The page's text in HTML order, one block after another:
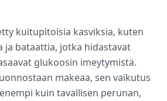
kuitupitoisia kasviksia, kuten
ja bataattia, jotka hidastavat
glukoosin imeytymistä.
makeaa, sen vaikutus
kuin tavallisen perunan,